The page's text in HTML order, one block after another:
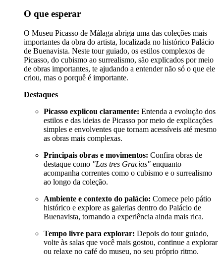
O que esperar
O Museu Picasso de Málaga abriga uma das coleções mais
importantes da obra do artista, localizada no histórico Palácio
de Buenavista. Neste tour guiado, os estilos complexos de
Picasso, do cubismo ao surrealismo, são explicados por meio
de obras importantes, te ajudando a entender não só o que ele
criou, mas o porquê é importante.
Destaques
Picasso explicou claramente: Entenda a evolução dos
estilos e das ideias de Picasso por meio de explicações
simples e envolventes que tornam acessíveis até mesmo
as obras mais complexas.
Principais obras e movimentos: Confira obras de
destaque como "Las tres Gracias" enquanto
acompanha correntes como o cubismo e o surrealismo
ao longo da coleção.
Ambiente e contexto do palácio: Comece pelo pátio
histórico e explore as galerias dentro do Palácio de
Buenavista, tornando a experiência ainda mais rica.
Tempo livre para explorar: Depois do tour guiado,
volte às salas que você mais gostou, continue a explorar
ou relaxe no café do museu, no seu próprio ritmo.